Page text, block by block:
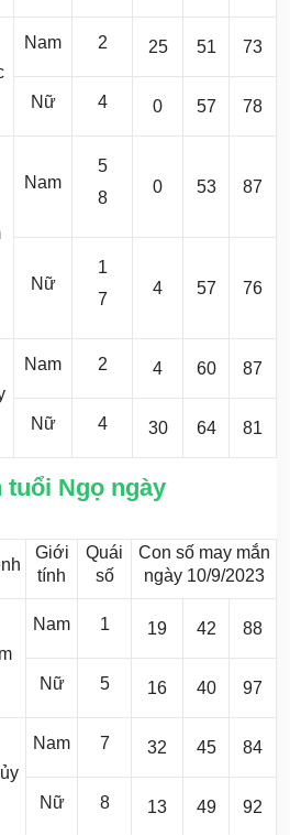
Nam 2 25 51 73
Nữ 4 0 57 78
Nam
5
8
0 53 87
Nữ
1
7
4 57 76
Nam 2 4 60 87
Nữ 4 30 64 81
tuổi Ngọ ngày
Giới
tính
Quái
số
Con số may mắn
ngày 10/9/2023
Nam 1 19 42 88
Nữ 5 16 40 97
Nam 7 32 45 84
Nữ 8 13 49 92